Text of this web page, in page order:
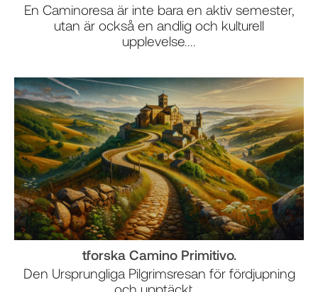
En Caminoresa är inte bara en aktiv semester,
utan är också en andlig och kulturell
upplevelse....
tforska Camino Primitivo.
Den Ursprungliga Pilgrimsresan för fördjupning